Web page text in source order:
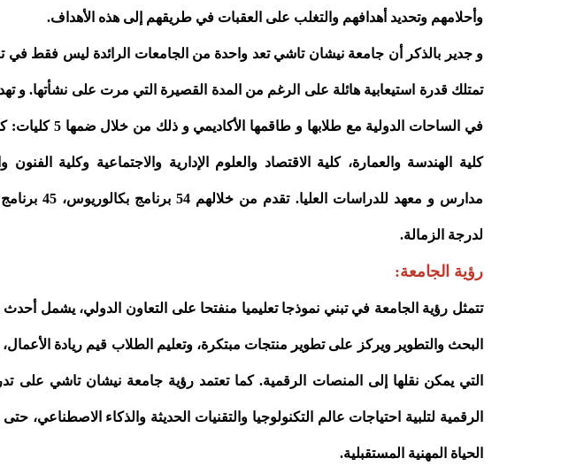
وأحلامهم وتحديد أهدافهم والتغلب على العقبات في طريقهم إلى هذه الأهداف.
و جدير بالذكر أن جامعة نيشان تاشي تعد واحدة من الجامعات الرائدة ليس فقط في
تمتلك قدرة استيعابية هائلة على الرغم من المدة القصيرة التي مرت على نشأتها. و
في الساحات الدولية مع
لدرجة الزمالة.
رؤية الجامعة:
تتمثل رؤية الجامعة في تبني نموذجا تعليميا منفتحا على التعاون الدولي، يشمل
البحث والتطوير ويركز على تطوير منتجات مبتكرة، وتعليم الطلاب قيم ريادة
التي يمكن نقلها إلى المنصات الرقمية. كما تعتمد رؤية جامعة نيشان تاشي على
الرقمية لتلبية احتياجات عالم التكنولوجيا والتقنيات الحديثة والذكاء الاصطناعي،
الحياة المهنية المستقبلية.